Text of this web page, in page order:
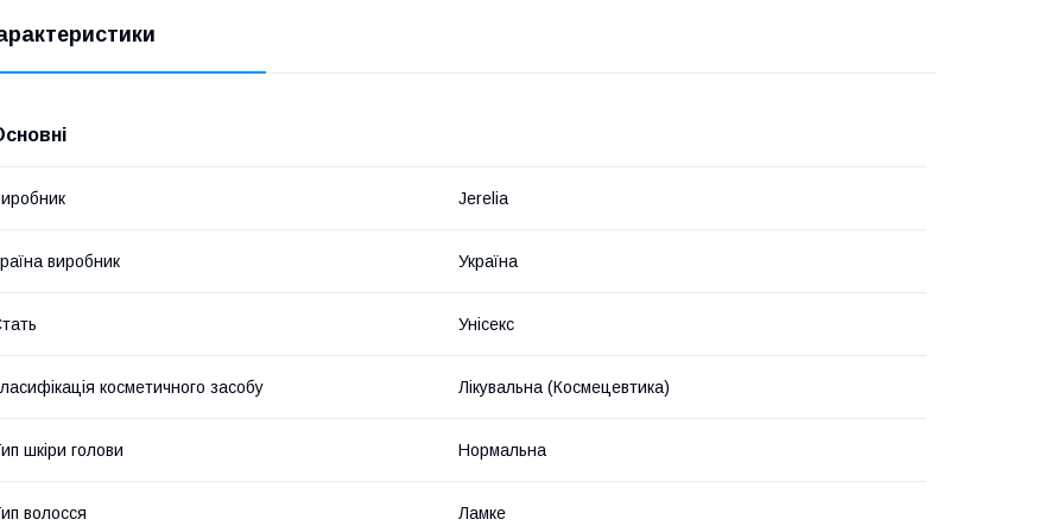
Jerelia
виробник Україна
Унісекс
косметичного засобу Лікувальна (Космецевтика)
шкіри голови Нормальна
волосся Ламке